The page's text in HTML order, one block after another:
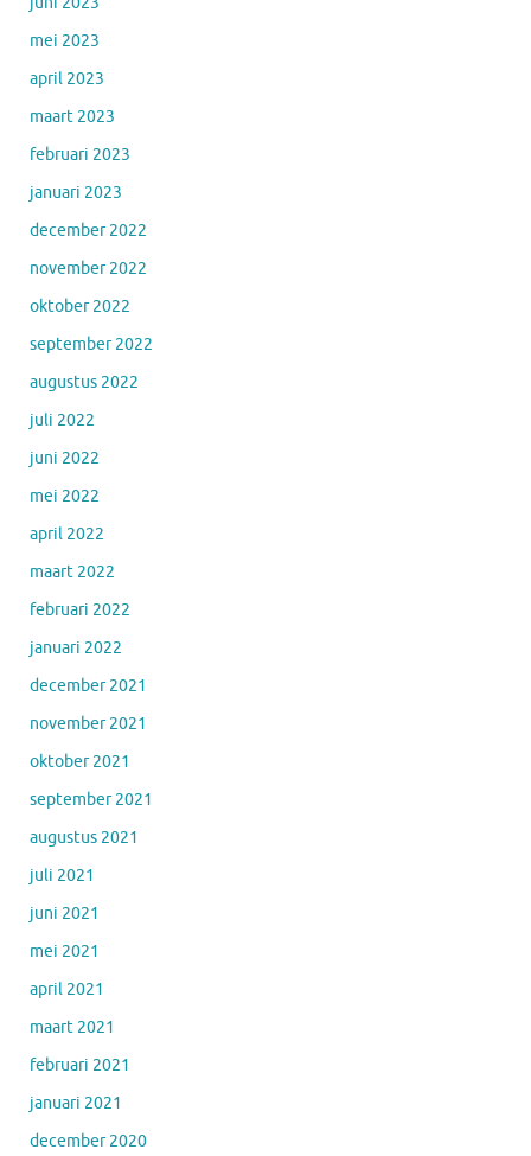
mei 2023
april 2023
maart 2023
februari 2023
januari 2023
december 2022
november 2022
oktober 2022
september 2022
augustus 2022
juli 2022
juni 2022
mei 2022
april 2022
maart 2022
februari 2022
januari 2022
december 2021
november 2021
oktober 2021
september 2021
augustus 2021
juli 2021
juni 2021
mei 2021
april 2021
maart 2021
februari 2021
januari 2021
december 2020